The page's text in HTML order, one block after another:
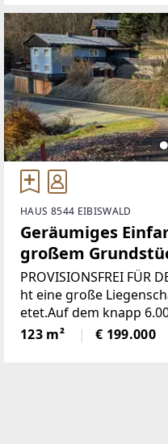
HAUS 8544 EIBISWALD
Geräumiges
großem
(Provisionsfrei)
PROVISIONSFREI FÜR
ht eine große
etet.Auf dem knapp
findet sich ein
zwei getrennten
123 m² € 199.000